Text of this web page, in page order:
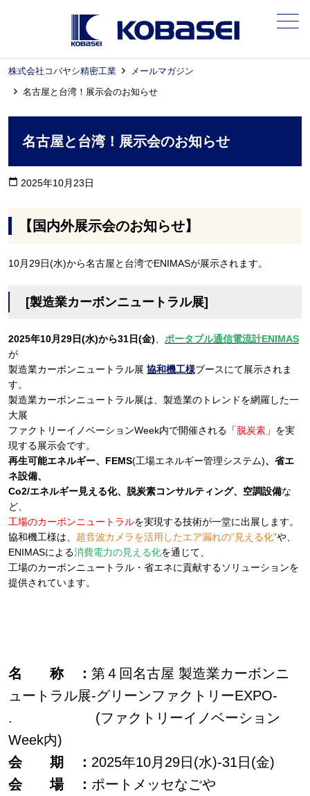
メニュー
株式会社コバヤシ精密工業
メールマガジン
名古屋と台湾！展示会のお知らせ
名古屋と台湾！展示会のお知らせ
calendar_today 2025年10月23日
【国内外展示会のお知らせ】
10月29日(水)から名古屋と台湾でENIMASが展示されます。
[製造業カーボンニュートラル展]
2025年10月29日(水)から31日(金)
ポータブル通信電流計ENIMAS
が
製造業カーボンニュートラル展 協和機工様ブースにて展示されま
す。
製造業カーボンニュートラル展は、製造業のトレンドを網羅した一
大展
ファクトリーイノベーションWeek内で開催される「脱炭素 」を実
現する展示会です。
再生可能エネルギー、FEMS(工場エネルギー管理システム)、省エ
ネ設備、
Co2/エネルギー見える化、脱炭素コンサルティング、空調設備な
ど、
工場のカーボンニュートラルを実現する技術が一堂に出展します。
協和機工様は、 超音波カメラを活用したエア漏れの”見える化”や、
ENIMASによる消費電力の見える化を通じて、
工場のカーボンニュートラル・省エネに貢献するソリューションを
提供されています。
名 称 ： 第４回名古屋 製造業カーボンニ
ュートラル展-グリーンファクトリーEXPO-
. (ファクトリーイノベーション
Week内)
会 期 ： 2025年10月29日(水)-31日(金)
会 場 ： ポートメッセなごや